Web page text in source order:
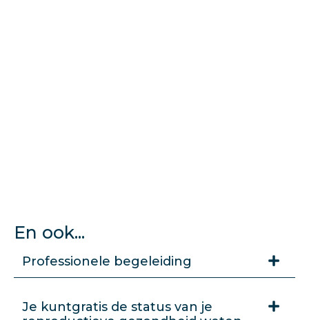
En ook...
Professionele begeleiding
Je kuntgratis de status van je